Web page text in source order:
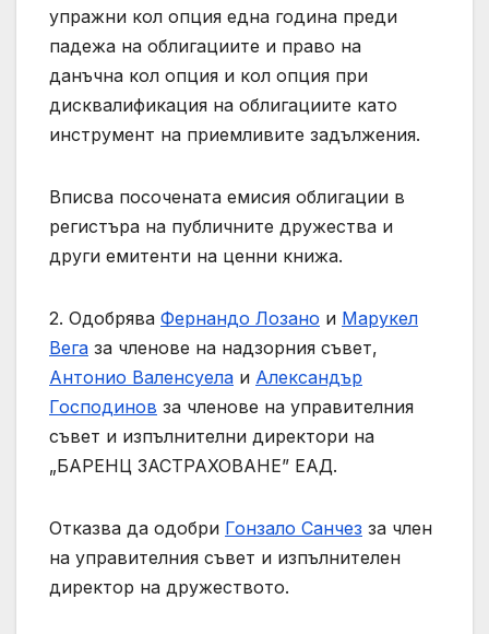
упражни кол опция една година преди
падежа на облигациите и право на
данъчна кол опция и кол опция при
дисквалификация на облигациите като
инструмент на приемливите задължения.
Вписва посочената емисия облигации в
регистъра на публичните дружества и
други емитенти на ценни книжа.
2. Одобрява Фернандо Лозано и Марукел
Вега за членове на надзорния съвет,
Антонио Валенсуела и Александър
Господинов за членове на управителния
съвет и изпълнителни директори на
„БАРЕНЦ ЗАСТРАХОВАНЕ” ЕАД.
Отказва да одобри Гонзало Санчез за член
на управителния съвет и изпълнителен
директор на дружеството.